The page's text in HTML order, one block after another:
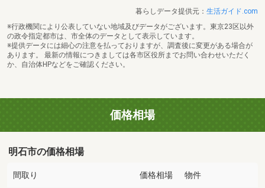
暮らしデータ提供元： 生活ガイド.com
※行政機関により公表していない地域及びデータがございます。東京23区以外
の政令指定都市は、市全体のデータとして表示しています。
※提供データには細心の注意を払っておりますが、調査後に変更がある場合が
あります。 最新の情報につきましては各市区役所までお問い合わせいただく
か、自治体HPなどをご確認ください。
価格相場
明石市の価格相場
間取り 価格相場 物件